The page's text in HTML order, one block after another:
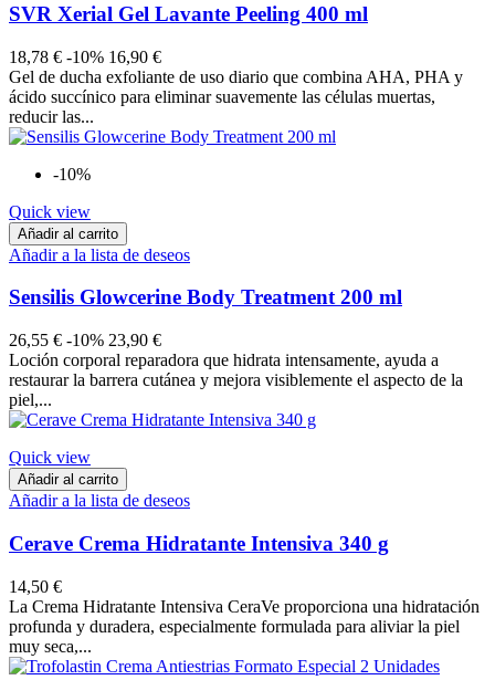
SVR Xerial Gel Lavante Peeling 400 ml
18,78 € -10% 16,90 €
Gel de ducha exfoliante de uso diario que combina AHA, PHA y
ácido succínico para eliminar suavemente las células muertas,
reducir las...
-10%
Quick view
Añadir al carrito
Añadir a la lista de deseos
Sensilis Glowcerine Body Treatment 200 ml
26,55 € -10% 23,90 €
Loción corporal reparadora que hidrata intensamente, ayuda a
restaurar la barrera cutánea y mejora visiblemente el aspecto de la
piel,...
Quick view
Añadir al carrito
Añadir a la lista de deseos
Cerave Crema Hidratante Intensiva 340 g
14,50 €
La Crema Hidratante Intensiva CeraVe proporciona una hidratación
profunda y duradera, especialmente formulada para aliviar la piel
muy seca,...